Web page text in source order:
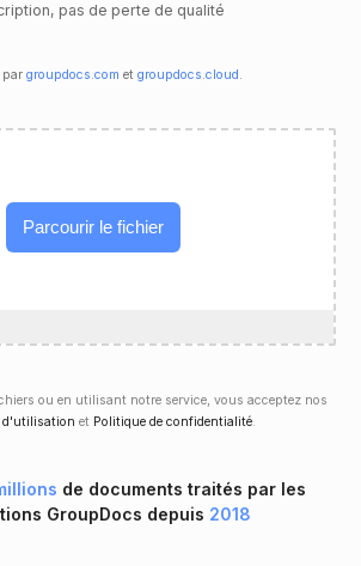
pas de perte de qualité
par groupdocs.com et groupdocs.cloud .
Parcourir le fichier
ou en utilisant notre service, vous acceptez nos
d'utilisation et Politique de confidentialité.
de documents traités par les
GroupDocs depuis 2018